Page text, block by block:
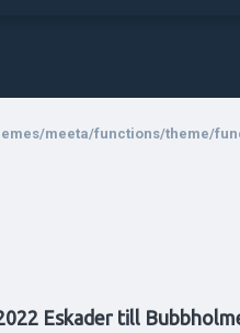
meeta/functions/theme/
Eskader till